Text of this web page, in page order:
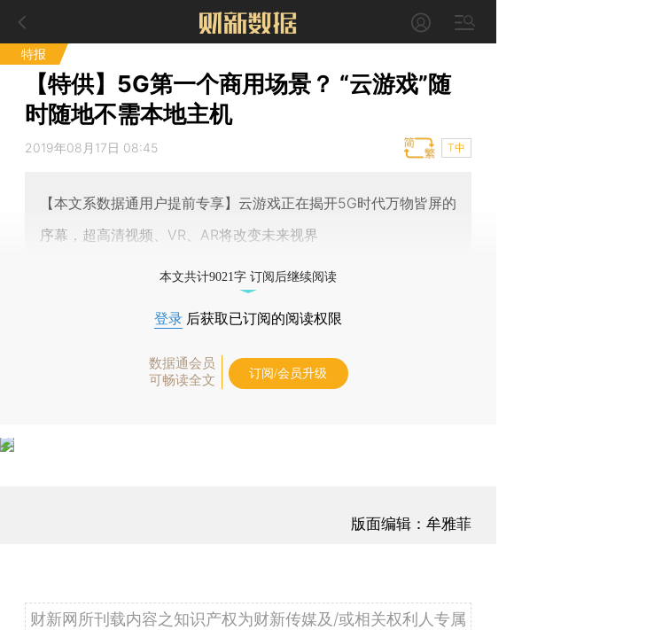
特报
【特供】5G第一个商用场景？ “云游戏”随
时随地不需本地主机
2019年08月17日 08:45 T中
【本文系数据通用户提前专享】云游戏正在揭开5G时代万物皆屏的
序幕，超高清视频、VR、AR将改变未来视界
本文共计9021字 订阅后继续阅读
登录 后获取已订阅的阅读权限
数据通会员
可畅读全文
订阅/会员升级
版面编辑：牟雅菲
财新网所刊载内容之知识产权为财新传媒及/或相关权利人专属